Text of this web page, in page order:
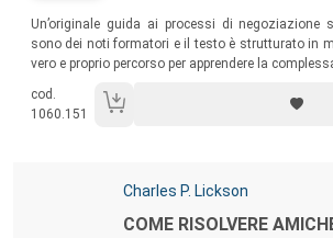
Un’originale guida ai processi di negoziazione
sono dei noti formatori e il testo è strutturato in
vero e proprio percorso per apprendere la
cod.
1060.151
Autori:
Charles P. Lickson
Titolo:
COME RISOLVERE